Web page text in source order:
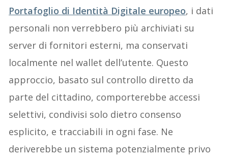
Portafoglio di Identità Digitale europeo, i dati
personali non verrebbero più archiviati su
server di fornitori esterni, ma conservati
localmente nel wallet dell’utente. Questo
approccio, basato sul controllo diretto da
parte del cittadino, comporterebbe accessi
selettivi, condivisi solo dietro consenso
esplicito, e tracciabili in ogni fase. Ne
deriverebbe un sistema potenzialmente privo